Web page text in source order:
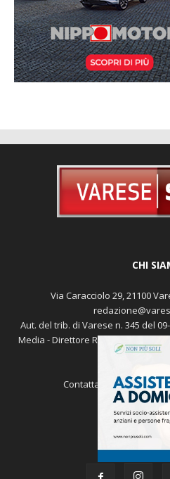
CHI
Via Caracciolo 29, 21100
Aut. del trib. di Varese n. 345 del
Media - Direttore Responsabile:
Contattaci:
SEGUICI